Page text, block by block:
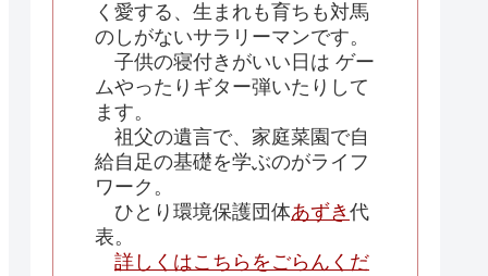
く愛する、生まれも育ちも対馬
のしがないサラリーマンです。
子供の寝付きがいい日は ゲー
ムやったりギター弾いたりして
ます。
祖父の遺言で、家庭菜園で自
給自足の基礎を学ぶのがライフ
ワーク。
ひとり環境保護団体あずき 代
表。
詳しくはこちらをごらんくだ